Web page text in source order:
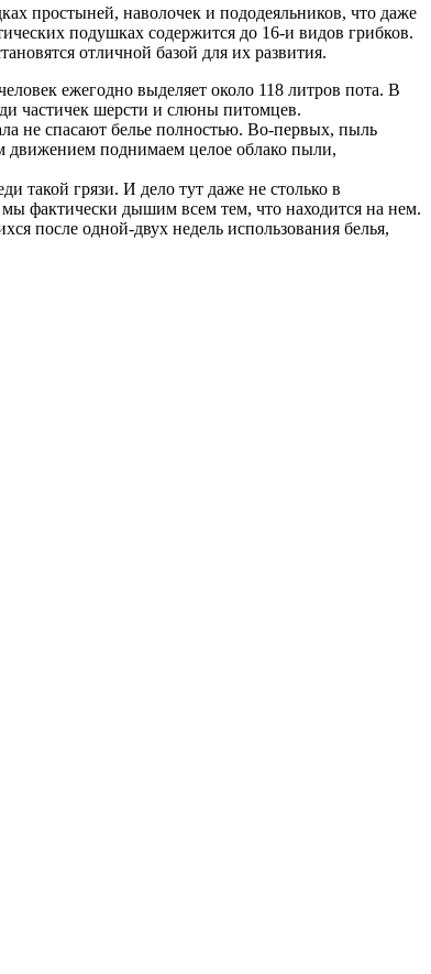
простыней, наволочек и пододеяльников, что даже
подушках содержится до 16-и видов грибков.
отличной базой для их развития.
ежегодно выделяет около 118 литров пота. В
частичек шерсти и слюны питомцев.
не спасают белье полностью. Во-первых, пыль
движением поднимаем целое облако пыли,
такой грязи. И дело тут даже не столько в
мы фактически дышим всем тем, что находится на нем.
после одной-двух недель использования белья,